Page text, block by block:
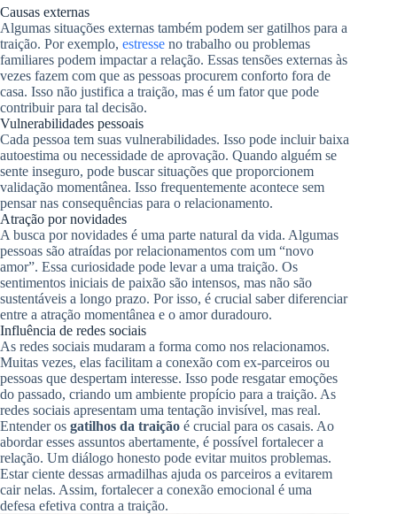
Causas externas
Algumas situações externas também podem ser gatilhos para a
traição. Por exemplo, estresse no trabalho ou problemas
familiares podem impactar a relação. Essas tensões externas às
vezes fazem com que as pessoas procurem conforto fora de
casa. Isso não justifica a traição, mas é um fator que pode
contribuir para tal decisão.
Vulnerabilidades pessoais
Cada pessoa tem suas vulnerabilidades. Isso pode incluir baixa
autoestima ou necessidade de aprovação. Quando alguém se
sente inseguro, pode buscar situações que proporcionem
validação momentânea. Isso frequentemente acontece sem
pensar nas consequências para o relacionamento.
Atração por novidades
A busca por novidades é uma parte natural da vida. Algumas
pessoas são atraídas por relacionamentos com um “novo
amor”. Essa curiosidade pode levar a uma traição. Os
sentimentos iniciais de paixão são intensos, mas não são
sustentáveis a longo prazo. Por isso, é crucial saber diferenciar
entre a atração momentânea e o amor duradouro.
Influência de redes sociais
As redes sociais mudaram a forma como nos relacionamos.
Muitas vezes, elas facilitam a conexão com ex-parceiros ou
pessoas que despertam interesse. Isso pode resgatar emoções
do passado, criando um ambiente propício para a traição. As
redes sociais apresentam uma tentação invisível, mas real.
Entender os gatilhos da traição é crucial para os casais. Ao
abordar esses assuntos abertamente, é possível fortalecer a
relação. Um diálogo honesto pode evitar muitos problemas.
Estar ciente dessas armadilhas ajuda os parceiros a evitarem
cair nelas. Assim, fortalecer a conexão emocional é uma
defesa efetiva contra a traição.